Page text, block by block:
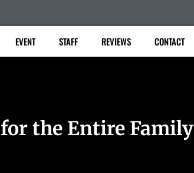
EVENT STAFF REVIEWS CONTACT
the Entire Family